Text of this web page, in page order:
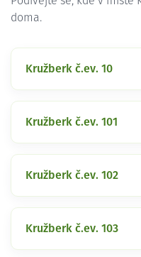
doma.
Kružberk č.ev. 10
Kružberk č.ev. 101
Kružberk č.ev. 102
Kružberk č.ev. 103